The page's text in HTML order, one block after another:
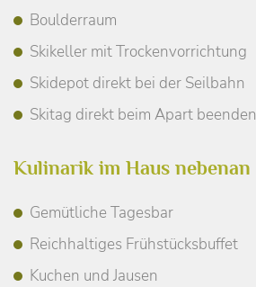
Boulderraum
Skikeller mit Trockenvorrichtung
Skidepot direkt bei der Seilbahn
Skitag direkt beim Apart beenden
Kulinarik im Haus nebenan
Gemütliche Tagesbar
Reichhaltiges Frühstücksbuffet
Kuchen und Jausen